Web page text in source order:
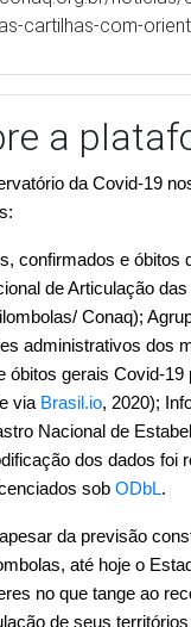
confirmados e óbitos
administrativos dos
óbitos gerais Covid-19
via
Brasil.io , 2020);
Nacional de
dos dados foi
da previsão
até hoje o
no que tange ao
de seus
amplo levantamento
em todo o Brasil.
realização do
são e onde estão os
A Base Territorial
para o